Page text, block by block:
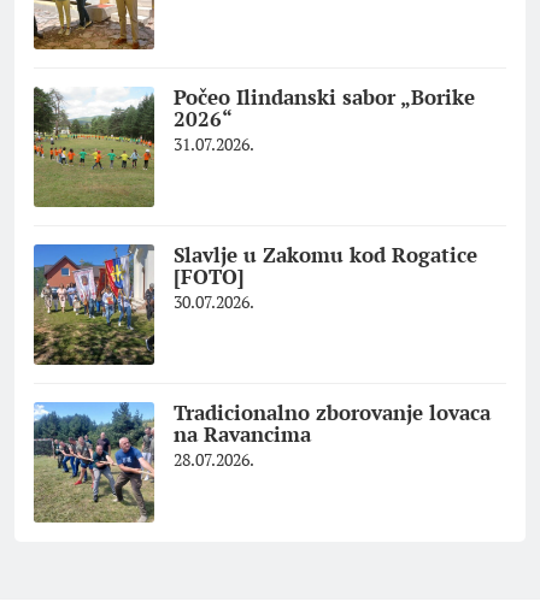
Počeo Ilindanski sabor „Borike
2026“
31.07.2026.
Slavlje u Zakomu kod Rogatice
[FOTO]
30.07.2026.
Tradicionalno zborovanje lovaca
na Ravancima
28.07.2026.